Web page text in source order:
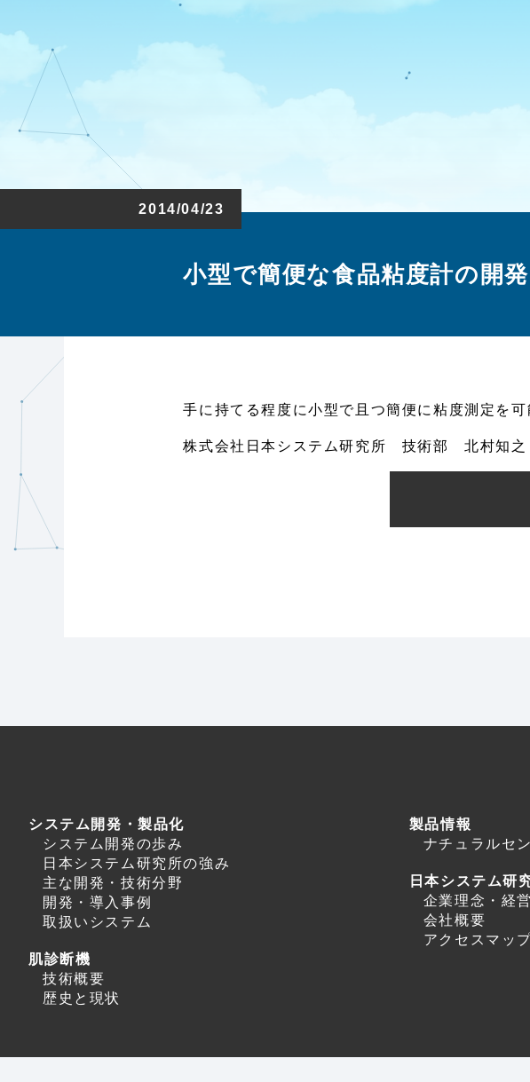
2014/04/23
小型で簡便な食品粘度計の開発
手に持てる程度に小型で且つ簡便に粘度測定を
株式会社日本システム研究所 技術部 北村知之
システム開発・製品化
システム開発の歩み
日本システム研究所の強み
主な開発・技術分野
開発・導入事例
取扱いシステム
肌診断機
技術概要
歴史と現状
製品情報
ナチュラルセ
日本システム研
企業理念・経
会社概要
アクセスマッ